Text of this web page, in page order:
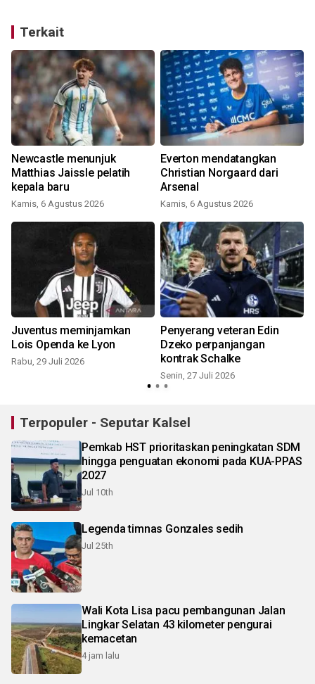
Terkait
Newcastle menunjuk
Matthias Jaissle pelatih
kepala baru
Kamis, 6 Agustus 2026
Everton mendatangkan
Christian Norgaard dari
Arsenal
Kamis, 6 Agustus 2026
Juventus meminjamkan
Lois Openda ke Lyon
Rabu, 29 Juli 2026
Penyerang veteran Edin
Dzeko perpanjangan
kontrak Schalke
Senin, 27 Juli 2026
Terpopuler - Seputar Kalsel
Pemkab HST prioritaskan peningkatan SDM
hingga penguatan ekonomi pada KUA-PPAS
2027
Jul 10th
Legenda timnas Gonzales sedih
Jul 25th
Wali Kota Lisa pacu pembangunan Jalan
Lingkar Selatan 43 kilometer pengurai
kemacetan
4 jam lalu